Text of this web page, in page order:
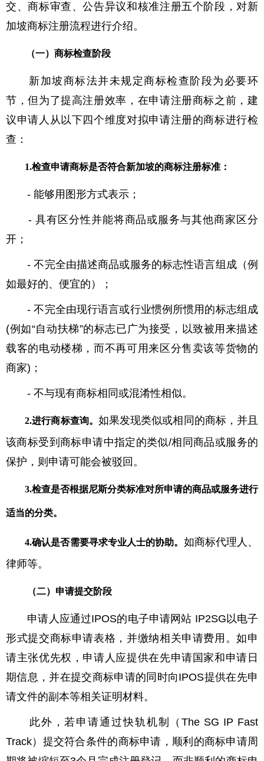
交、商标审查、公告异议和核准注册五个阶段，对新
加坡商标注册流程进行介绍。
（一） 商标检查阶段
新加坡商标法并未规定商标检查阶段为必要环
节，但为了提高注册效率，在申请注册商标之前，建
议申请人从以下四个维度对拟申请注册的商标进行检
查：
1.检查申请商标是否符合新加坡的商标注册标准 ：
- 能够用图形方式表示；
- 具有区分性并能将商品或服务与其他商家区分
开；
- 不完全由描述商品或服务的标志性语言组成（例
如最好的、便宜的）；
- 不完全由现行语言或行业惯例所惯用的标志组成
(例如“自动扶梯”的标志已广为接受，以致被用来描述
载客的电动楼梯，而不再可用来区分售卖该等货物的
商家)；
- 不与现有商标相同或混淆性相似。
2.进行商标查询。 如果发现类似或相同的商标，并且
该商标受到商标申请中指定的类似/相同商品或服务的
保护，则申请可能会被驳回。
3.检查是否根据尼斯分类标准对所申请的商品或服务进行
适当的分类。
4.确认是否需要寻求专业人士的协助。 如商标代理人、
律师等。
（二）申请提交阶段
申请人应通过IPOS的电子申请网站 IP2SG以电子
形式提交商标申请表格，并缴纳相关申请费用。如申
请主张优先权，申请人应提供在先申请国家和申请日
期信息，并在提交商标申请的同时向IPOS提供在先申
请文件的副本等相关证明材料。
此外，若申请通过快轨机制（The SG IP Fast
Track）提交符合条件的商标申请，顺利的商标申请周